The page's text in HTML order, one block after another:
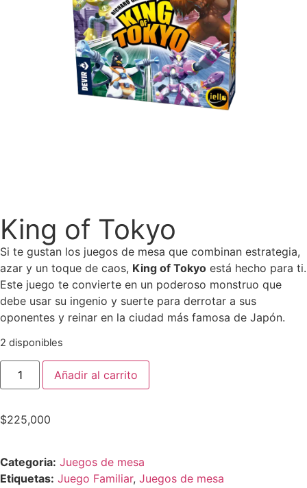
King of Tokyo
Si te gustan los juegos de mesa que combinan estrategia,
azar y un toque de caos, King of Tokyo está hecho para ti.
Este juego te convierte en un poderoso monstruo que
debe usar su ingenio y suerte para derrotar a sus
oponentes y reinar en la ciudad más famosa de Japón.
2 disponibles
Añadir al carrito
$225,000
Categoria: Juegos de mesa
Etiquetas: Juego Familiar, Juegos de mesa